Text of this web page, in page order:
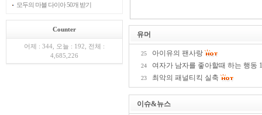
모두의 마블 다이아 50개 받기
Counter
어제 : 344, 오늘 : 192, 전체 :
4,685,226
유머
25 아이유의 팬사랑
24 여자가 남자를 좋아할때 하는 행동
23 최악의 패널티킥 실축
이슈&뉴스